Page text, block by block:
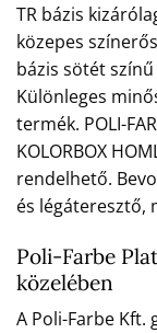
TR bázis
közepes
bázis sötét
Különleges
termék. POLI-
KOLORBOX
rendelhető.
és légáteresztő,
Poli-Farbe
közelében
A Poli-Farbe